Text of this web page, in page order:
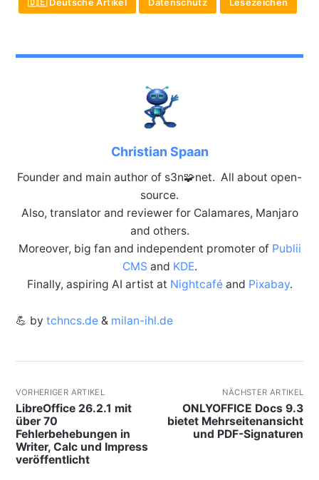
Christian Spaan
Founder and main author of s3n🧩net. All about open-
source.
Also, translator and reviewer for Calamares, Manjaro
and others.
Moreover, big fan and independent promoter of Publii
CMS and KDE.
Finally, aspiring AI artist at Nightcaféand Pixabay.
💪 by tchncs.de& milan-ihl.de
VORHERIGER ARTIKEL
LibreOffice 26.2.1 mit
über 70
Fehlerbehebungen in
Writer, Calc und Impress
veröffentlicht
NÄCHSTER ARTIKEL
ONLYOFFICE Docs 9.3
bietet Mehrseitenansicht
und PDF-Signaturen